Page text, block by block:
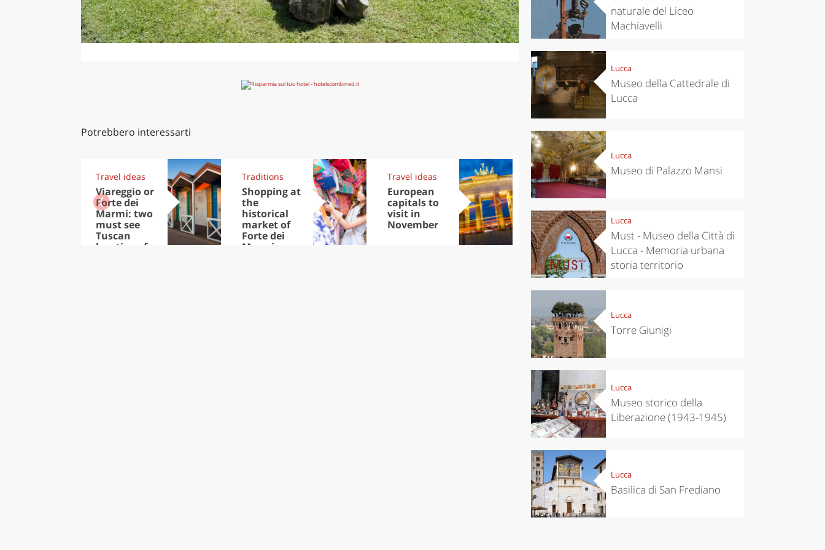
Potrebbero interessarti
Travel ideas
Viareggio or
Forte dei
Marmi: two
must see
Tuscan
locations for
Traditions
Shopping at
the
historical
market of
Forte dei
Marmi
Travel ideas
European
capitals to
visit in
November
Experiences
Let’s take a
trip to
Scopello to
discover the
tonnara
Kitchen
cheeses and
Ciuìga
naturale del Liceo
Machiavelli
Lucca
Museo della Cattedrale di
Lucca
Lucca
Museo di Palazzo Mansi
Lucca
Must - Museo della Città di
Lucca - Memoria urbana
storia territorio
Lucca
Torre Giunigi
Lucca
Museo storico della
Liberazione (1943-1945)
Lucca
Basilica di San Frediano